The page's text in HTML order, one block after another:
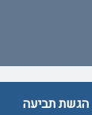
הגשת תביעה